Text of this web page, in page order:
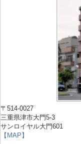
〒514-0027
三重県津市大門5-3
サンロイヤル大門601
【MAP】